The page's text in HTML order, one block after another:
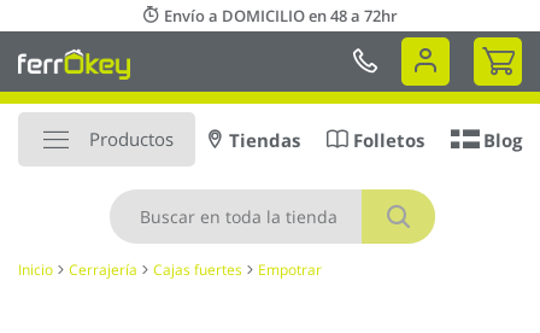
al
contenido
Envío a DOMICILIO en 48 a 72hr
Mi
Productos
Buscar
Tiendas Folletos Blog
Inicio Cerrajería Cajas fuertes Empotrar